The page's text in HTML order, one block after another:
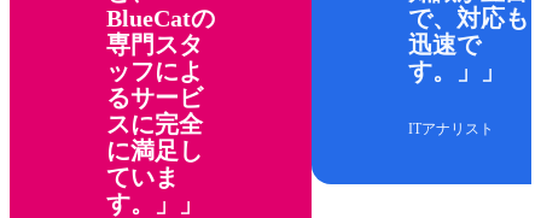
BlueCatの
専門スタ
ッフによ
るサービ
スに完全
に満足し
ていま
す。」
で、対応も
迅速で
す。」
ITアナリスト